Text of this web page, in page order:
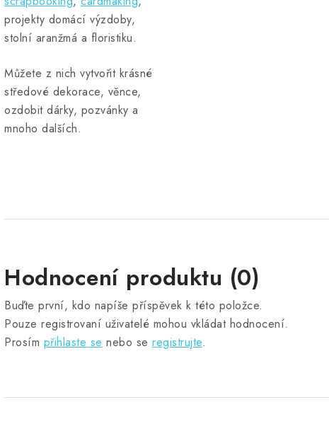
projekty domácí výzdoby,
stolní aranžmá a floristiku.
Můžete z nich vytvořit krásné
středové dekorace, věnce,
ozdobit dárky, pozvánky a
mnoho dalších.
Hodnocení produktu (0)
Buďte první, kdo napíše příspěvek k této položce.
Pouze registrovaní uživatelé mohou vkládat hodnocení.
Prosím přihlaste se nebo se registrujte.